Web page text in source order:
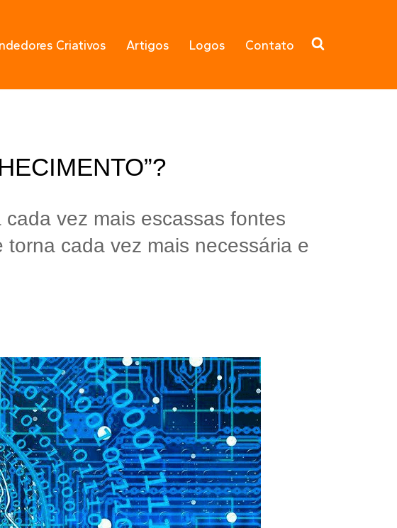
Criativos Artigos Logos Contato
vez mais escassas fontes
cada vez mais necessária e